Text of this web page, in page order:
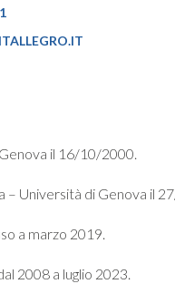
il 16/10/2000.
– Università di Genova il
a marzo 2019.
2008 a luglio 2023.